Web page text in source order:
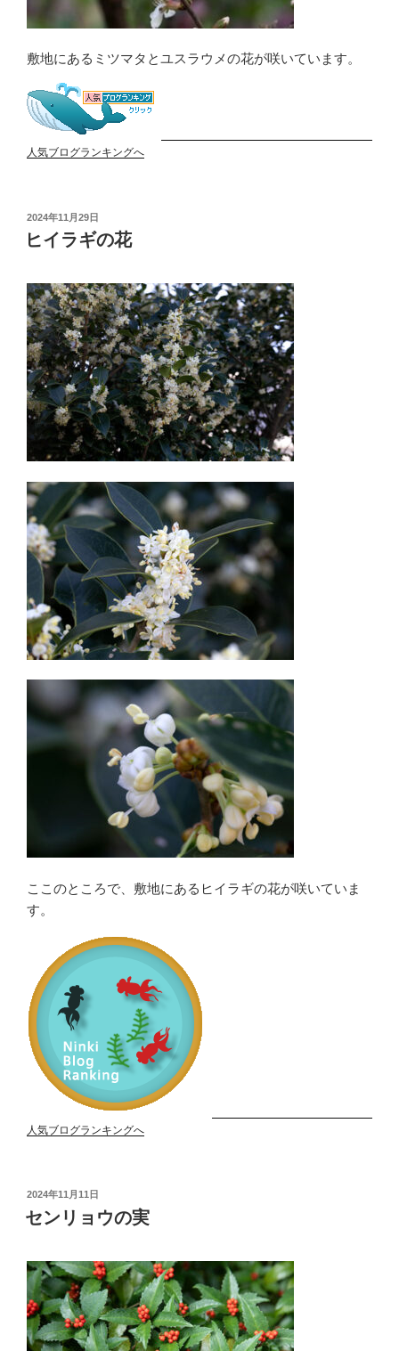
敷地にあるミツマタとユスラウメの花が咲いています。
人気ブログランキングへ
投
稿
日:
2024年11月29日
ヒイラギの花
ここのところで、敷地にあるヒイラギの花が咲いていま
す。
人気ブログランキングへ
投
稿
日:
2024年11月11日
センリョウの実